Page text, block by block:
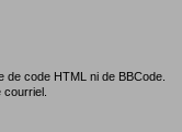
code HTML ni de BBCode.